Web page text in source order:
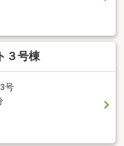
３号棟
号